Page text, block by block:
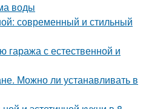
воды
современный и стильный
гаража с естественной и
Можно ли устанавливать в